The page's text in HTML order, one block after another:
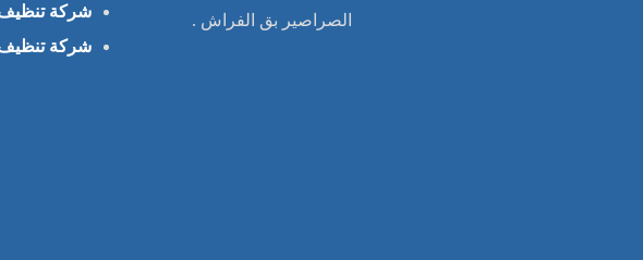
الصراصير بق الفراش .
شركة تنظيف في
شركة تنظيف في